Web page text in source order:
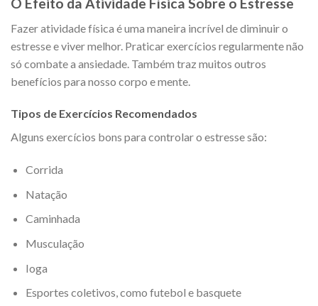
Fazer atividade física é uma maneira incrível de diminuir o
estresse e viver melhor. Praticar exercícios regularmente não
só combate a ansiedade. Também traz muitos outros
benefícios para nosso corpo e mente.
Tipos de Exercícios Recomendados
Alguns exercícios bons para controlar o estresse são:
Corrida
Natação
Caminhada
Musculação
Ioga
Esportes coletivos, como futebol e basquete